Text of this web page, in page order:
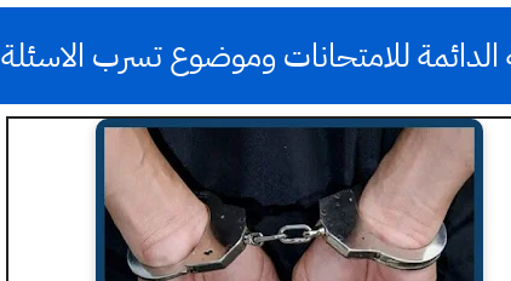
الدائمة للامتحانات وموضوع تسرب الاسئلة